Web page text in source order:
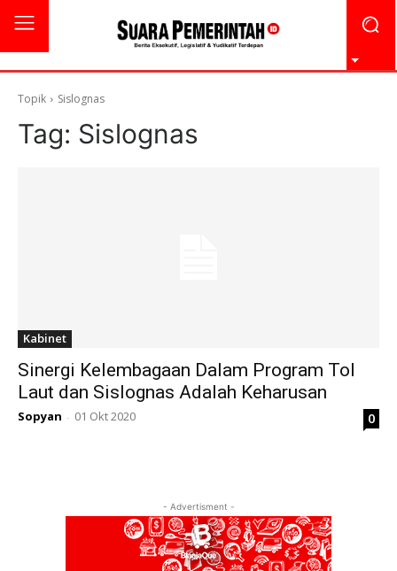
Topik Sislognas
Tag: Sislognas
Kabinet
Sinergi Kelembagaan Dalam Program Tol
Laut dan Sislognas Adalah Keharusan
Sopyan - 01 Okt 2020 0
- Advertisment -